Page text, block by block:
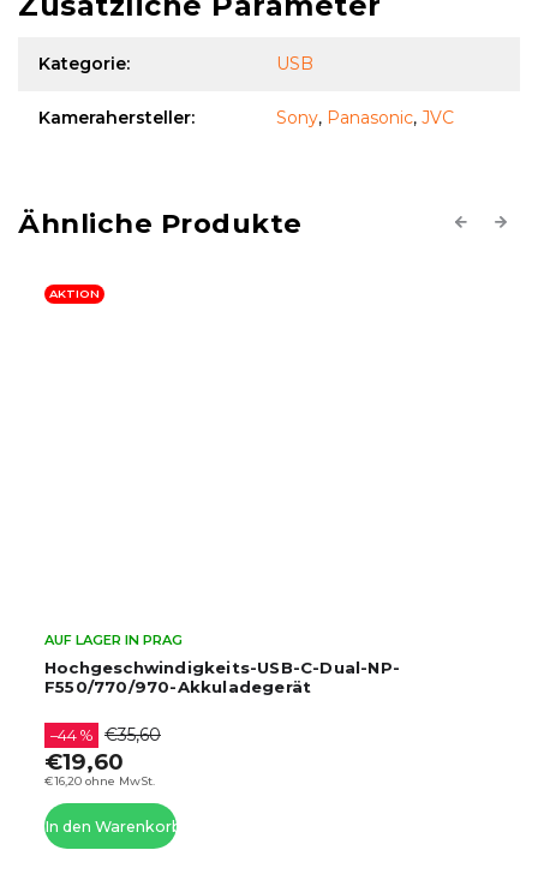
Kategorie: USB
Kamerahersteller: Sony, Panasonic, JVC
Previous
AKTION
Hochgeschwindigkeits-USB-C-Dual-NP-
F550/770/970-Akkuladegerät
AUF LAGER IN PRAG
€16,20 ohne MwSt.
–44 % €35,60
€19,60
In den Warenkorb
Next